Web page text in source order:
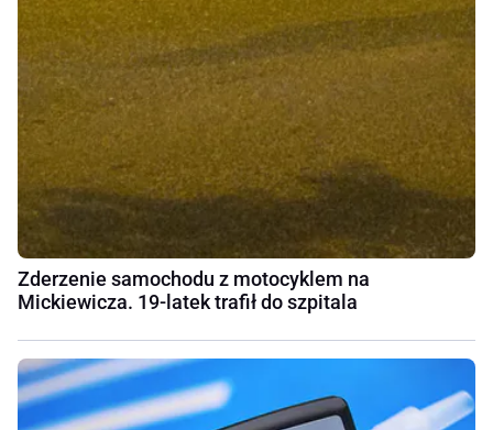
Zderzenie samochodu z motocyklem na
Mickiewicza. 19-latek trafił do szpitala